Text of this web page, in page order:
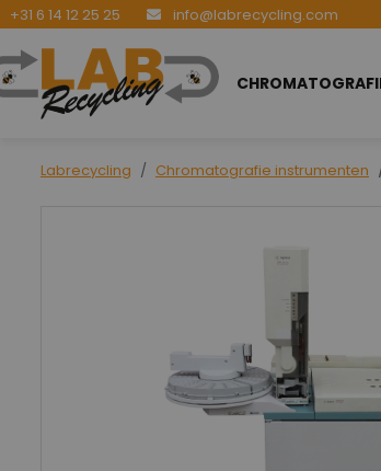
+31 6 14 12 25 25 info@labrecycling.com
Labrecycling Chromatografie instrumenten